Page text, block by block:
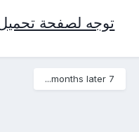
توجه لصفحة تحميل
7 months later...